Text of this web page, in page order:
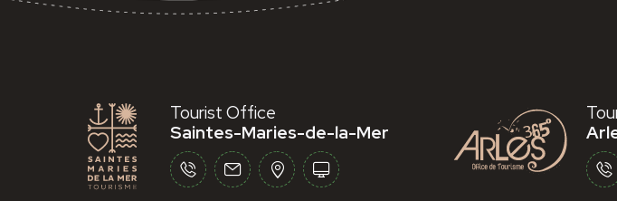
Tourist Office
Saintes-Maries-de-la-Mer